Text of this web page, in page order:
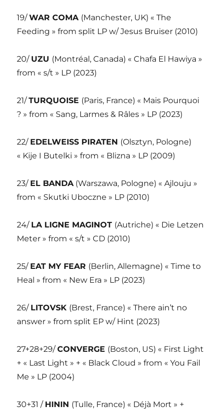
19/WAR COMA (Manchester, UK) « The
Feeding » from split LP w/ Jesus Bruiser (2010)
20/ UZU (Montréal, Canada) « Chafa El Hawiya »
from « s/t » LP (2023)
21/TURQUOISE (Paris, France) « Mais Pourquoi
? » from « Sang, Larmes & Râles » LP (2023)
22/ EDELWEISS PIRATEN (Olsztyn, Pologne)
« Kije I Butelki » from « Blizna » LP (2009)
23/ EL BANDA(Warszawa, Pologne) « Ajlouju »
from « Skutki Uboczne » LP (2010)
24/ LA LIGNE MAGINOT (Autriche) « Die Letzen
Meter » from « s/t » CD (2010)
25/ EAT MY FEAR (Berlin, Allemagne) « Time to
Heal » from « New Era » LP (2023)
26/ LITOVSK (Brest, France) « There ain’t no
answer » from split EP w/ Hint (2023)
27+28+29/CONVERGE (Boston, US) « First Light
+ « Last Light » + « Black Cloud » from « You Fail
Me » LP (2004)
30+31 / HININ (Tulle, France) « Déjà Mort » +